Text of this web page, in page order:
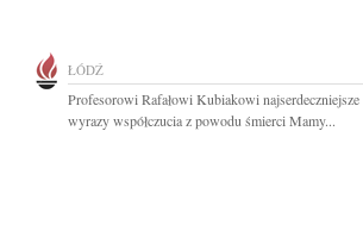
ŁÓDŹ
Profesorowi Rafałowi Kubiakowi najserdeczniejsze
wyrazy współczucia z powodu śmierci Mamy...